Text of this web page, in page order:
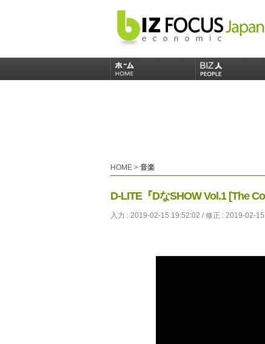
HOME > 音楽
D-LITE『DなSHOW Vol.1 [The
入力 : 2019-02-15 19:52:02 / 修正 : 2019-02-